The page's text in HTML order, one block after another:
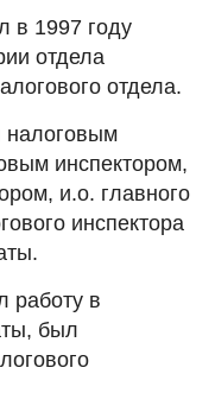
в 1997 году
отдела
отдела.
налоговым
инспектором,
и.о. главного
инспектора
работу в
был